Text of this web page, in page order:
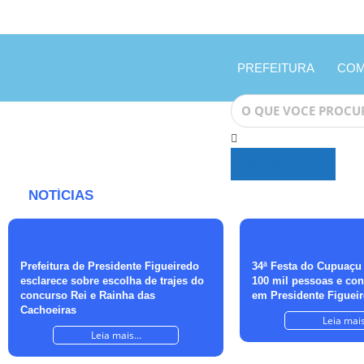
PREFEITURA
NOTÍCIAS
Prefeitura de Presidente Figueiredo
esclarece sobre escolha de trajes do
concurso Rei e Rainha das
Cachoeiras
Leia mais...
34ª Festa do
100 mil pessoas e
em Presidente
Leia